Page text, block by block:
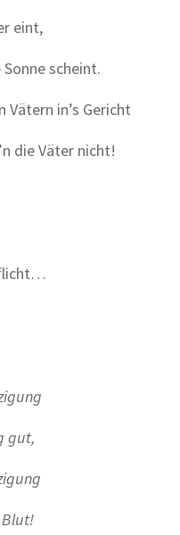
eint,
scheint.
Vätern in’s Gericht
die Väter nicht!
gut,
Blut!